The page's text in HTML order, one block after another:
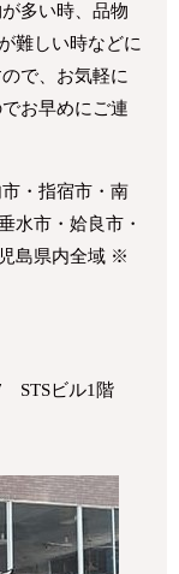
多い時、品物
難しい時などに
で、お気軽に
お早めにご連
・指宿市・南
水市・姶良市・
島県内全域 ※
STSビル1階